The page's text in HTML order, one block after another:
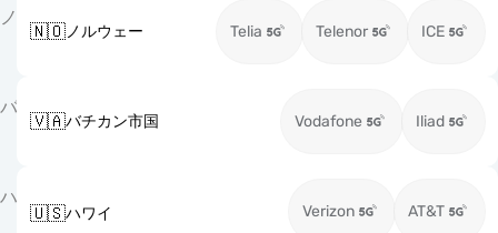
ノ
🇳🇴ノルウェー Telia Telenor ICE
バ
🇻🇦バチカン市国 Vodafone Iliad
ハ
🇺🇸ハワイ Verizon AT&T